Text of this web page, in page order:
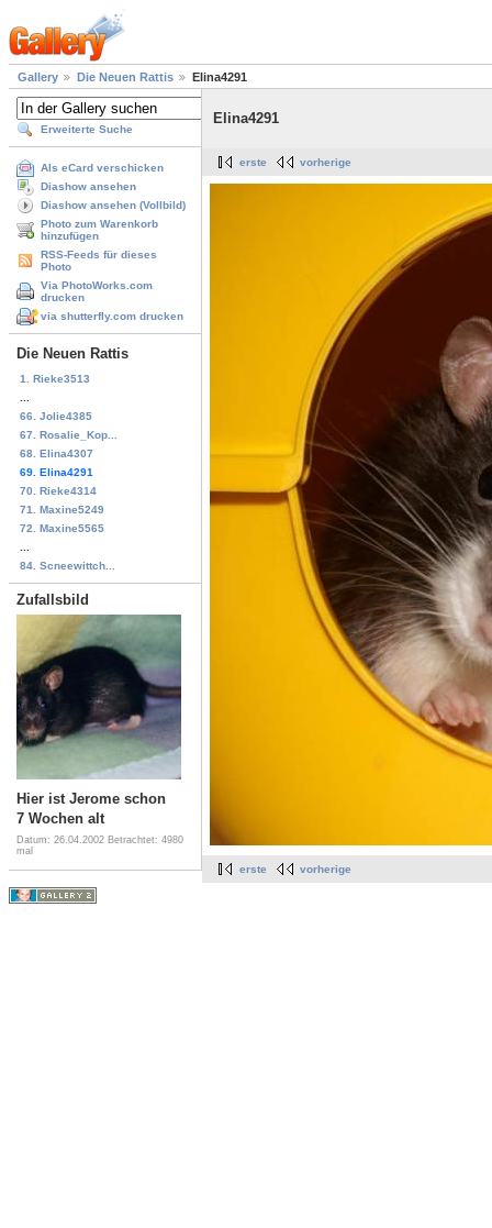
Gallery Die Neuen Rattis Elina4291
Erweiterte Suche
Als eCard verschicken
Diashow ansehen
Diashow ansehen (Vollbild)
Photo zum Warenkorb
hinzufügen
RSS-Feeds für dieses
Photo
Via PhotoWorks.com
drucken
via shutterfly.com drucken
Die Neuen Rattis
1. Rieke3513
66. Jolie4385
67. Rosalie_Kop...
68. Elina4307
69. Elina4291
70. Rieke4314
71. Maxine5249
72. Maxine5565
84. Scneewittch...
Zufallsbild
Hier ist Jerome schon
7 Wochen alt
Datum: 26.04.2002 Betrachtet: 4980
mal
Elina4291
erste vorherige
erste vorherige